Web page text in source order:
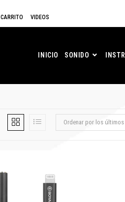
CARRITO VIDEOS
INICIO SONIDO
Ordenar por los últimos